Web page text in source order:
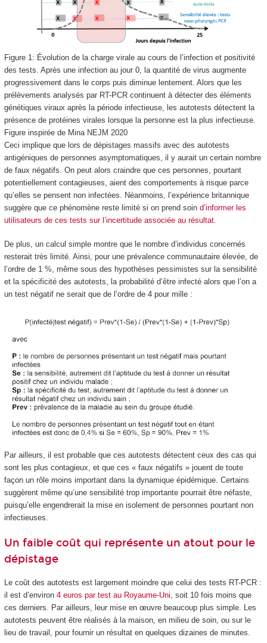
Figure 1: Évolution de la charge virale au cours de l’infection et positivité
des tests. Après une infection au jour 0, la quantité de virus augmente
progressivement dans le corps puis diminue lentement. Alors que les
prélèvements analysés par RT-PCR continuent à détecter des éléments
génétiques viraux après la période infectieuse, les autotests détectent la
présence de protéines virales lorsque la personne est la plus infectieuse.
Figure inspirée de Mina NEJM 2020
Ceci implique que lors de dépistages massifs avec des autotests
antigéniques de personnes asymptomatiques, il y aurait un certain nombre
de faux négatifs. On peut alors craindre que ces personnes, pourtant
potentiellement contagieuses, aient des comportements à risque parce
qu’elles se pensent non infectées. Néanmoins, l’expérience britannique
suggère que ce phénomène reste limité si on prend soin d’informer les
utilisateurs de ces tests sur l’incertitude associée au résultat.
De plus, un calcul simple montre que le nombre d’individus concernés
resterait très limité. Ainsi, pour une prévalence communautaire élevée, de
l’ordre de 1 %, même sous des hypothèses pessimistes sur la sensibilité
et la spécificité des autotests, la probabilité d’être infecté alors que l’on a
un test négatif ne serait que de l’ordre de 4 pour mille :
Par ailleurs, il est probable que ces autotests détectent ceux des cas qui
sont les plus contagieux, et que ces « faux négatifs » jouent de toute
façon un rôle moins important dans la dynamique épidémique. Certains
suggèrent même qu’une sensibilité trop importante pourrait être néfaste,
puisqu’elle engendrerait la mise en isolement de personnes pourtant non
infectieuses.
Un faible coût qui représente un atout pour le
dépistage
Le coût des autotests est largement moindre que celui des tests RT-PCR :
il est d’environ 4 euros par test au Royaume-Uni , soit 10 fois moins que
ces derniers. Par ailleurs, leur mise en œuvre beaucoup plus simple. Les
autotests peuvent être réalisés à la maison, en milieu de soin, ou sur le
lieu de travail, pour fournir un résultat en quelques dizaines de minutes.